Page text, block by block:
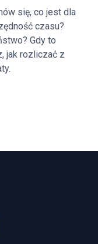
się, co jest dla
czasu?
Gdy to
jak rozliczać z